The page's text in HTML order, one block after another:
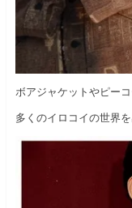
ボアジャケットやピー
多くのイロコイの世界